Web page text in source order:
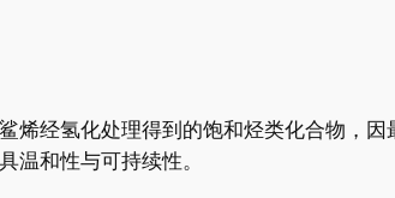
烯经氢化处理得到的饱和烃类化合物，
温和性与可持续性。